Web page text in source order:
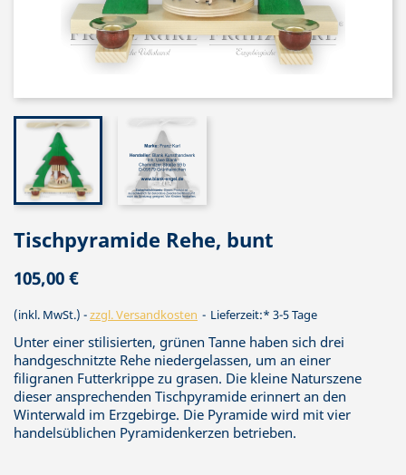
Tischpyramide Rehe, bunt
105,00 €
(inkl. MwSt.) zzgl. Versandkosten Lieferzeit:* 3-5 Tage
Unter einer stilisierten, grünen Tanne haben sich drei
handgeschnitzte Rehe niedergelassen, um an einer
filigranen Futterkrippe zu grasen. Die kleine Naturszene
dieser ansprechenden Tischpyramide erinnert an den
Winterwald im Erzgebirge. Die Pyramide wird mit vier
handelsüblichen Pyramidenkerzen betrieben.